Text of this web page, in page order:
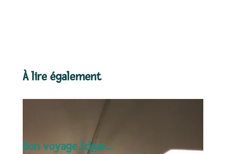
À lire également
Bon voyage Edgar…